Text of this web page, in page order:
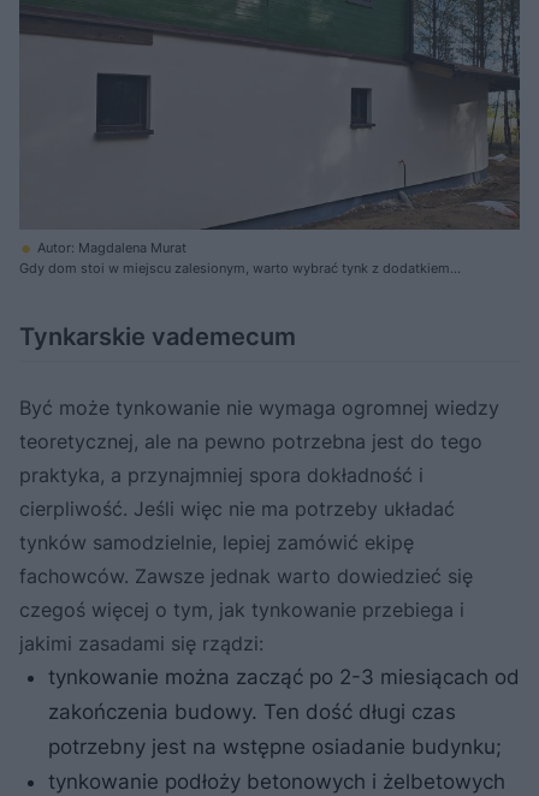
Autor: Magdalena Murat
Gdy dom stoi w miejscu zalesionym, warto wybrać tynk z dodatkiem
Tynkarskie vademecum
Być może tynkowanie nie wymaga ogromnej wiedzy
teoretycznej, ale na pewno potrzebna jest do tego
praktyka, a przynajmniej spora dokładność i
cierpliwość. Jeśli więc nie ma potrzeby układać
tynków samodzielnie, lepiej zamówić ekipę
fachowców. Zawsze jednak warto dowiedzieć się
czegoś więcej o tym, jak tynkowanie przebiega i
jakimi zasadami się rządzi:
tynkowanie można zacząć po 2-3 miesiącach od
zakończenia budowy. Ten dość długi czas
potrzebny jest na wstępne osiadanie budynku;
tynkowanie podłoży betonowych i żelbetowych